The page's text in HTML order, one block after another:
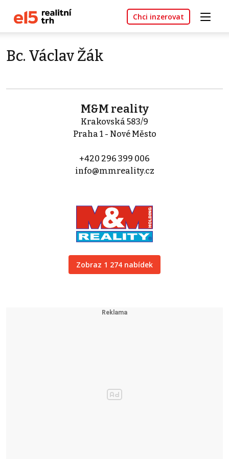
Chci inzerovat
Bc. Václav Žák
M&M reality
Krakovská 583/9
Praha 1 - Nové Město
+420 296 399 006
info@mmreality.cz
Zobraz 1 274 nabídek